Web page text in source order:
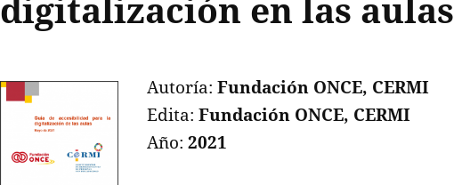
digitalización en las aulas
Autoría: Fundación ONCE, CERMI
Edita:Fundación ONCE, CERMI
Año:2021